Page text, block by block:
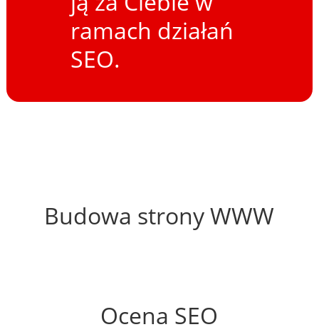
ramach działań
SEO.
Budowa strony WWW
Ocena SEO